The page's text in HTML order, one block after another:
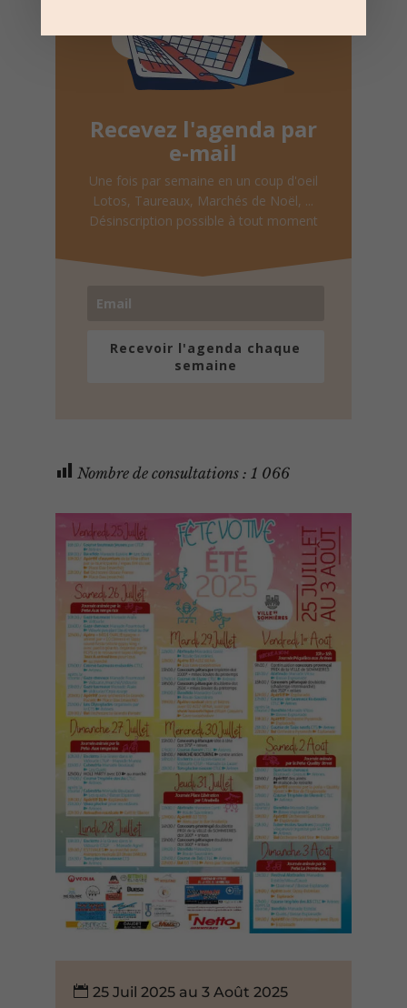
Recevez l'agenda par
e-mail
Une fois par semaine en un coup d'oeil
Lotos, Taureaux, Marchés de Noël, ...
Désinscription possible à tout moment
Recevoir l'agenda chaque
semaine
Nombre de consultations : 1 066
25 Juil 2025 au 3 Août 2025